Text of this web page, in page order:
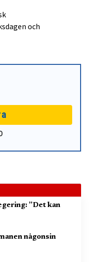
och
”Det kan
någonsin